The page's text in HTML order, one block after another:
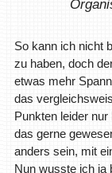
So kann ich nicht
zu haben, doch
etwas mehr
das
Punkten leider
das gerne
anders sein, mit
Nun wusste ich ja